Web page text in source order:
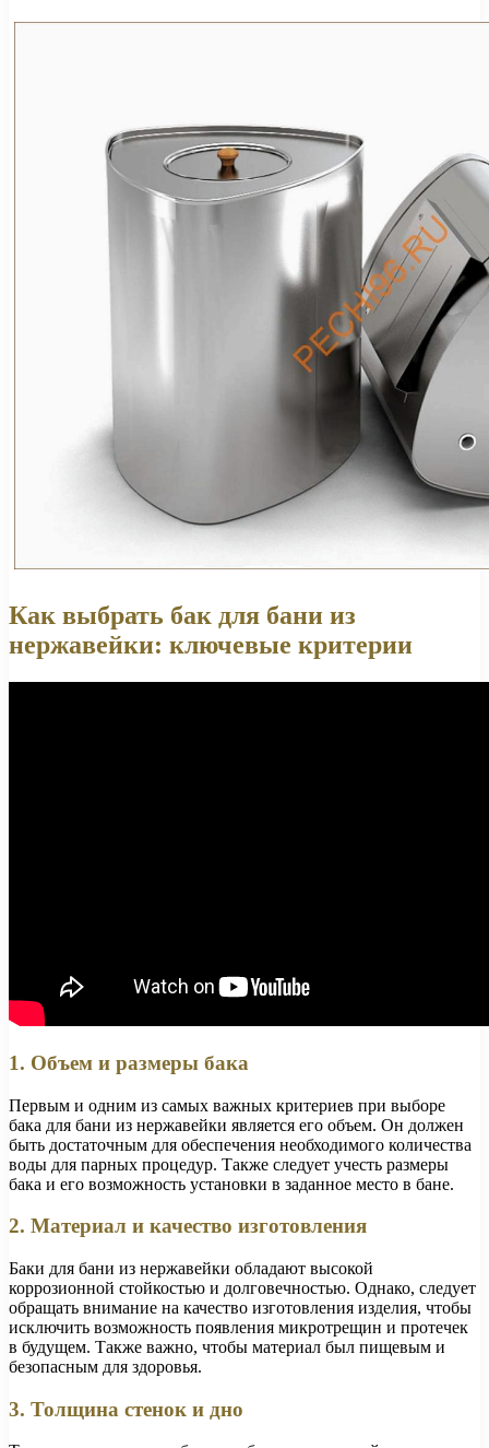
Как выбрать бак для бани из
нержавейки: ключевые критерии
1. Объем и размеры бака
Первым и одним из самых важных критериев при выборе
бака для бани из нержавейки является его объем. Он должен
быть достаточным для обеспечения необходимого количества
воды для парных процедур. Также следует учесть размеры
бака и его возможность установки в заданное место в бане.
2. Материал и качество изготовления
Баки для бани из нержавейки обладают высокой
коррозионной стойкостью и долговечностью. Однако, следует
обращать внимание на качество изготовления изделия, чтобы
исключить возможность появления микротрещин и протечек
в будущем. Также важно, чтобы материал был пищевым и
безопасным для здоровья.
3. Толщина стенок и дно